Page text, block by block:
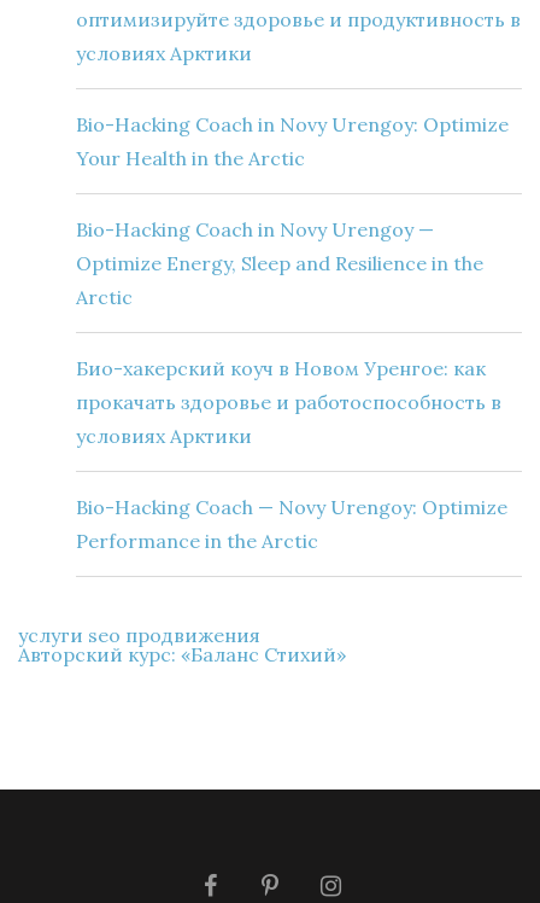
оптимизируйте здоровье и продуктивность в
условиях Арктики
Bio-Hacking Coach in Novy Urengoy: Optimize
Your Health in the Arctic
Bio-Hacking Coach in Novy Urengoy —
Optimize Energy, Sleep and Resilience in the
Arctic
Био-хакерский коуч в Новом Уренгое: как
прокачать здоровье и работоспособность в
условиях Арктики
Bio-Hacking Coach — Novy Urengoy: Optimize
Performance in the Arctic
услуги seo продвижения
Авторский курс: «Баланс Стихий»